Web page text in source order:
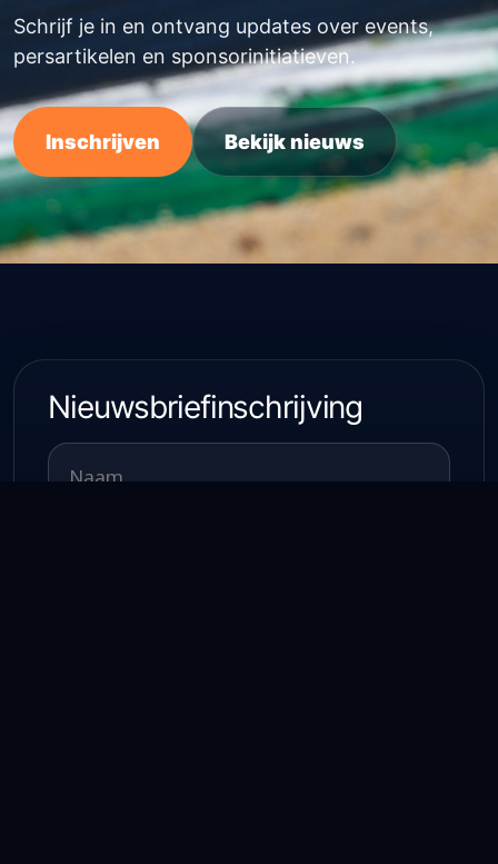
Schrijf je in en ontvang updates over events,
persartikelen en sponsorinitiatieven.
Inschrijven Bekijk nieuws
Nieuwsbriefinschrijving